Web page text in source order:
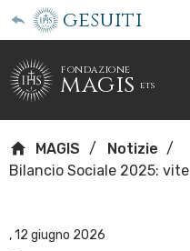
gesuiti
fondazione
magis ets
MAGIS
Notizie
Bilancio Sociale 2025:
,12 giugno 2026